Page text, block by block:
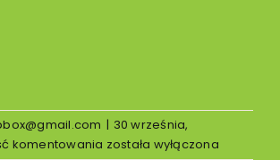
| 30 września,
komentowania onet
została wyłączona